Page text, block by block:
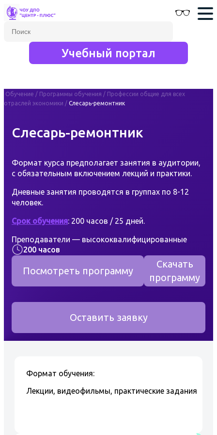
Учебный портал
Обучение / Программы обучения / Профессии общие для всех
отраслей экономики / Слесарь-ремонтник
Слесарь-ремонтник
Формат курса предполагает занятия в аудитории,
с обязательным включением лекций и практики.
Дневные занятия проводятся в группах по 8-12
человек.
Срок обучения: 200 часов / 25 дней.
Преподаватели — высококвалифицированные
специалисты с многолетним опытом.
По окончанию обучения выдается удостоверение.
Учебный центр Центр-плюс в г. Волгоград
считается одной из самой популярных в РФ.
Персонал с данной профессией Вы можете найти
во всех промышленностях Российской Федерации.
персонала хороших знаний.
Занятия по программе Слесарь-ремонтник в УЦ
200 часов
Посмотреть программу
Скачать
программу
Оставить заявку
Формат обучения:
Лекции, видеофильмы, практические задания